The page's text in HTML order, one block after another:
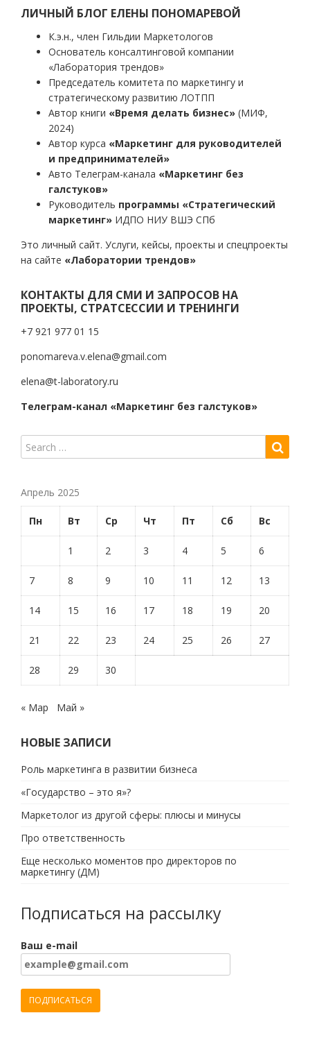
ЛИЧНЫЙ БЛОГ ЕЛЕНЫ ПОНОМАРЕВОЙ
К.э.н., член Гильдии Маркетологов
Основатель консалтинговой компании
«Лаборатория трендов»
Председатель комитета по маркетингу и
стратегическому развитию ЛОТПП
Автор книги «Время делать бизнес» (МИФ,
2024)
Автор курса «Маркетинг для руководителей
и предпринимателей»
Авто Телеграм-канала «Маркетинг без
галстуков»
Руководитель программы «Стратегический
маркетинг» ИДПО НИУ ВШЭ СПб
Это личный сайт. Услуги, кейсы, проекты и спецпроекты
на сайте «Лаборатории трендов»
КОНТАКТЫ ДЛЯ СМИ И ЗАПРОСОВ НА
ПРОЕКТЫ, СТРАТСЕССИИ И ТРЕНИНГИ
+7 921 977 01 15
ponomareva.v.elena@gmail.com
elena@t-laboratory.ru
Телеграм-канал «Маркетинг без галстуков»
Апрель 2025
Пн Вт Ср Чт Пт Сб Вс
1 2 3 4 5 6
7 8 9 10 11 12 13
14 15 16 17 18 19 20
21 22 23 24 25 26 27
28 29 30
« Мар Май »
НОВЫЕ ЗАПИСИ
Роль маркетинга в развитии бизнеса
«Государство – это я»?
Маркетолог из другой сферы: плюсы и минусы
Про ответственность
Еще несколько моментов про директоров по
маркетингу (ДМ)
Подписаться на рассылку
Ваш e-mail